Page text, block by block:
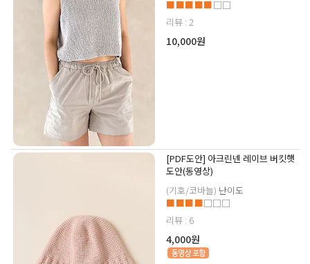
■■■■■□□
리뷰 : 2
10,000원
[PDF도안] 아크린넨 레이브 버킷햇
도안(동영상)
(기호/코바늘) 난이도
■■■■□□□
리뷰 : 6
4,000원